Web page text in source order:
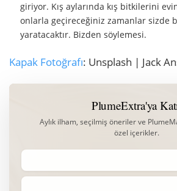
giriyor. Kış aylarında kış bitkilerini
onlarla geçireceğiniz zamanlar sizde
yaratacaktır. Bizden söylemesi.
Kapak Fotoğrafı: Unsplash | Jack
PlumeExtra'ya
Aylık ilham, seçilmiş öneriler ve
özel içerikler.